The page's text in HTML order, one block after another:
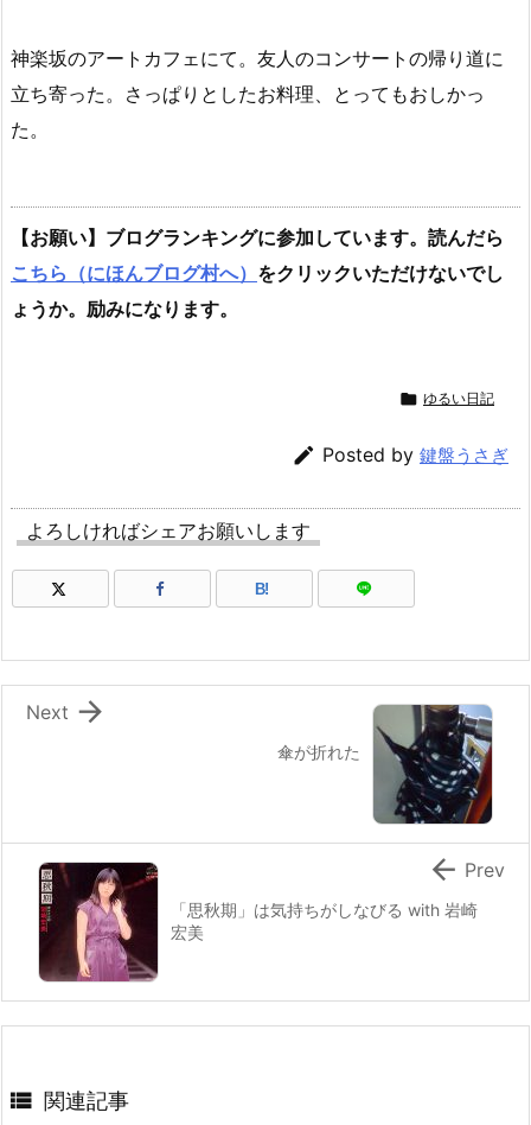
神楽坂のアートカフェにて。友人のコンサートの帰り道に
立ち寄った。さっぱりとしたお料理、とってもおしかっ
た。
【お願い】ブログランキングに参加しています。読んだら
こちら（にほんブログ村へ） をクリックいただけないでし
ょうか。励みになります。
 ゆるい日記
 Posted by 鍵盤うさぎ
よろしければシェアお願いします
B!
傘が折れた

Next
「思秋期」は気持ちがしなびる with 岩崎
宏美
 Prev
 関連記事